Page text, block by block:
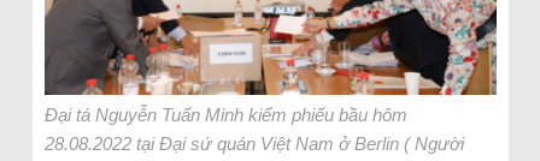
Đại tá Nguyễn Tuấn Minh kiểm phiếu bầu hôm
28.08.2022 tại Đại sứ quán Việt Nam ở Berlin ( Người